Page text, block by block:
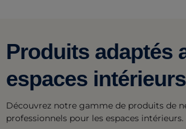
Produits adaptés
espaces intérieurs
Découvrez notre gamme de produits de
professionnels pour les espaces intérieurs.